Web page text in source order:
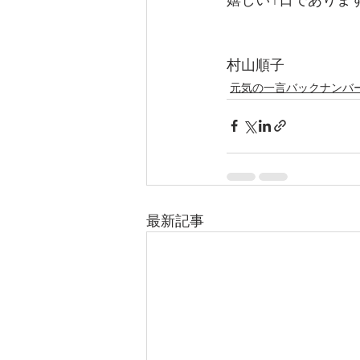
村山順子
元気の一言バックナンバ
最新記事